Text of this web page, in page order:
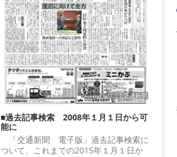
■過去記事検索 2008年１月１日から可
能に
「交通新聞 電子版」過去記事検索に
ついて、これまでの2015年１月１日か